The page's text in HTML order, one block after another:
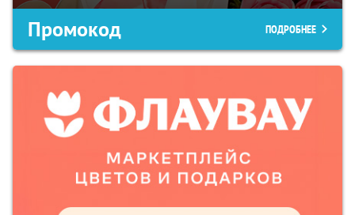
Промокод ПОДРОБНЕЕ